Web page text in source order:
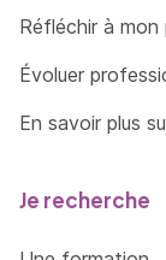
Réfléchir à
Évoluer
En savoir plus
Je recherche